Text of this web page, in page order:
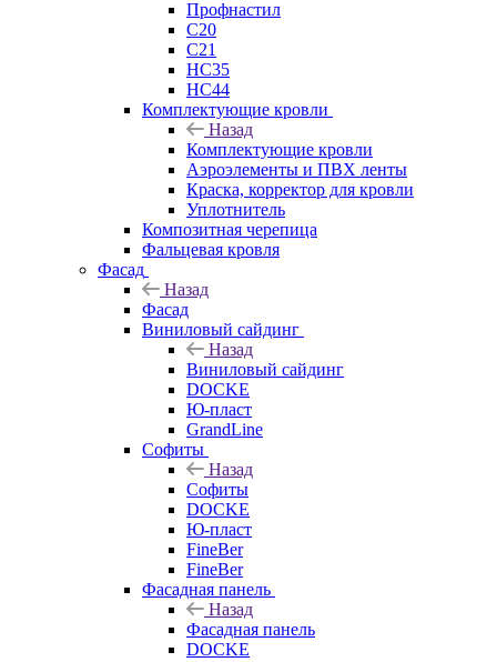
Профнастил
C20
C21
НС35
НС44
Комплектующие кровли
Назад
Комплектующие кровли
Аэроэлементы и ПВХ ленты
Краска, корректор для кровли
Уплотнитель
Композитная черепица
Фальцевая кровля
Фасад
Назад
Фасад
Виниловый сайдинг
Назад
Виниловый сайдинг
DOCKE
Ю-пласт
GrandLine
Софиты
Назад
Софиты
DOCKE
Ю-пласт
FineBer
FineBer
Фасадная панель
Назад
Фасадная панель
DOCKE